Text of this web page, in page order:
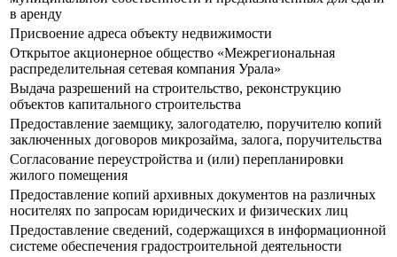
в аренду
Присвоение адреса объекту недвижимости
Открытое акционерное общество «Межрегиональная
распределительная сетевая компания Урала»
Выдача разрешений на строительство, реконструкцию
объектов капитального строительства
Предоставление заемщику, залогодателю, поручителю копий
заключенных договоров микрозайма, залога, поручительства
Согласование переустройства и (или) перепланировки
жилого помещения
Предоставление копий архивных документов на различных
носителях по запросам юридических и физических лиц
Предоставление сведений, содержащихся в информационной
системе обеспечения градостроительной деятельности